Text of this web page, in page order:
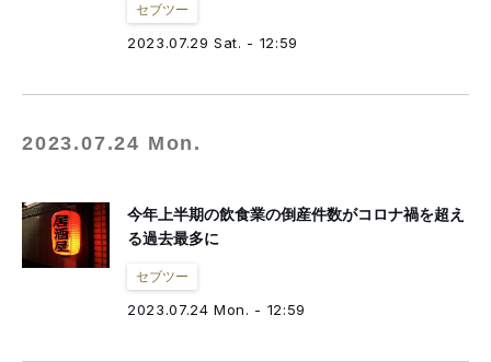
セブツー
2023.07.29 Sat. - 12:59
2023.07.24 Mon.
今年上半期の飲食業の倒産件数がコロナ禍を超え
る過去最多に
セブツー
2023.07.24 Mon. - 12:59